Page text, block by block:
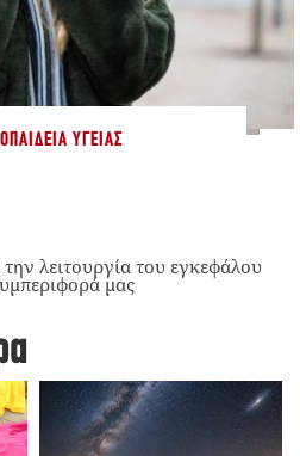
ΥΓΕΊΑΣ
λειτουργία του εγκεφάλου
μας